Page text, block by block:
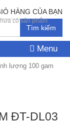
Tìm kiếm
HÀNG CỦA BẠN
có sản phẩm
Menu
lượng 100 gam
ĐT-DL03